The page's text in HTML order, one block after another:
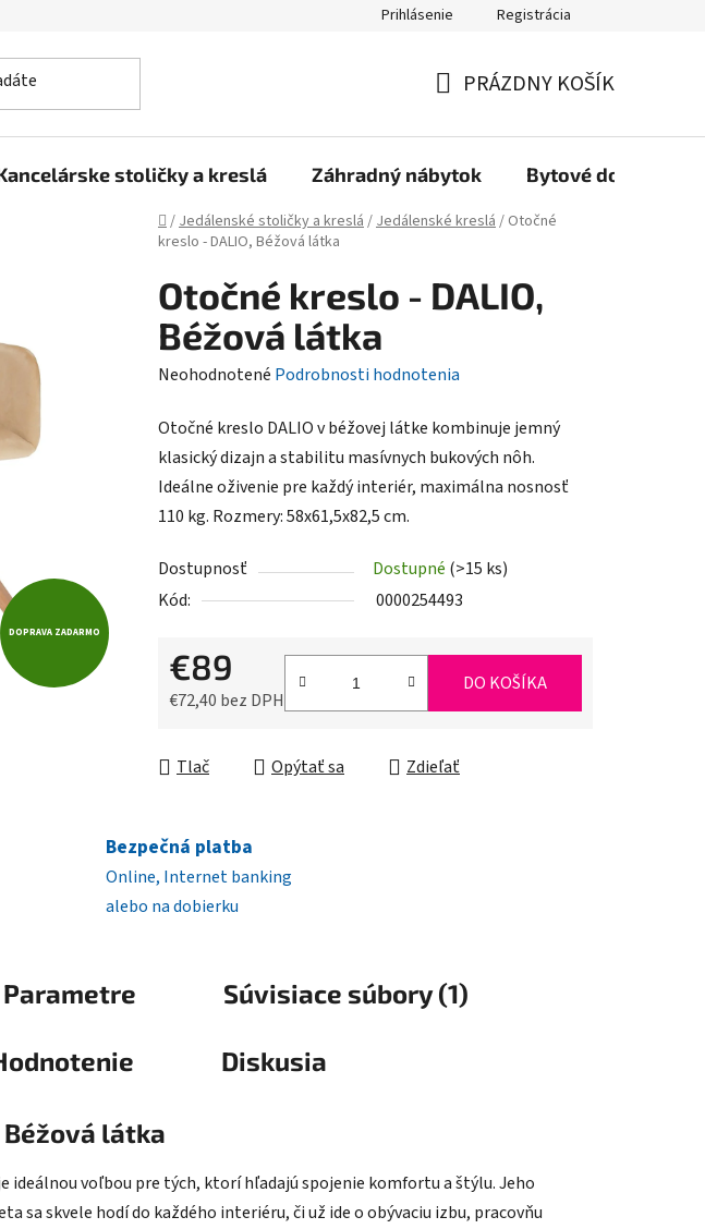
ochrany osobných údajov Reklamačný poriadok, Záručné podmienky Reklamačný formulár
Prihlásenie Registrácia
KOŠÍK
PRÁZDNY KOŠÍK
stoličky a kreslá Záhradný nábytok Bytové doplnky
Domov
/Jedálenské stoličky a kreslá/Jedálenské kreslá/ Otočné
kreslo - DALIO, Béžová látka
Otočné kreslo - DALIO,
Béžová látka
Priemerné
produktu
je
0,0
z
hviezdičiek.
Neohodnotené Podrobnosti hodnotenia
Otočné kreslo DALIO v béžovej látke kombinuje jemný
klasický dizajn a stabilitu masívnych bukových nôh.
Ideálne oživenie pre každý interiér, maximálna nosnosť
110 kg. Rozmery: 58x61,5x82,5 cm.
Dostupnosť Dostupné (>15 ks)
Kód:
0000254493
€89
€72,40 bez DPH
DO KOŠÍKA
Tlač Opýtať sa Zdieľať
DOPRAVA ZADARMO
Bezpečná platba
Online, Internet banking
alebo na dobierku
Parametre Súvisiace súbory (1)
Diskusia
Béžová látka
ideálnou voľbou pre tých, ktorí hľadajú spojenie komfortu a štýlu. Jeho
sa skvele hodí do každého interiéru, či už ide o obývaciu izbu, pracovňu